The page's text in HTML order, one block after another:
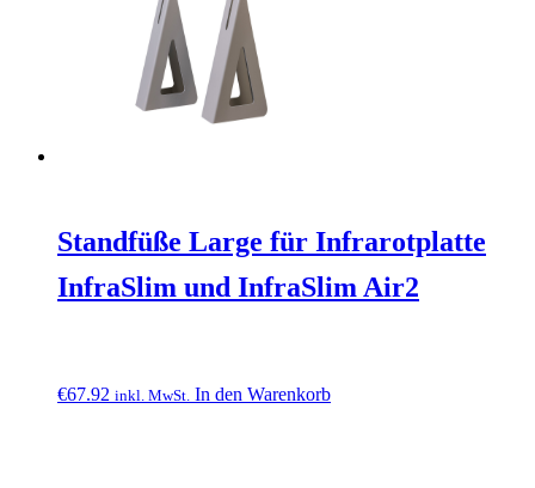
Standfüße Large für Infrarotplatte
InfraSlim und InfraSlim Air2
€67.92 inkl. MwSt. In den Warenkorb